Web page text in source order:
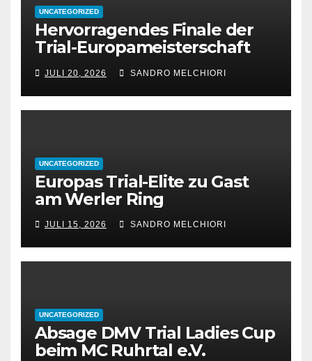
UNCATEGORIZED
Hervorragendes Finale der
Trial-Europameisterschaft
2026 in Werl
JULI 20, 2026 SANDRO MELCHIORI
UNCATEGORIZED
Europas Trial-Elite zu Gast
am Werler Ring
JULI 15, 2026 SANDRO MELCHIORI
UNCATEGORIZED
Absage DMV Trial Ladies Cup
beim MC Ruhrtal e.V.